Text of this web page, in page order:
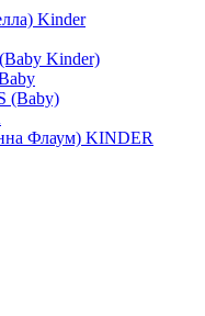
Kinder
Kinder)
(Baby)
Флаум) KINDER